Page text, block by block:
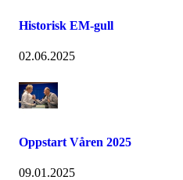
Historisk EM-gull
02.06.2025
Oppstart Våren 2025
09.01.2025